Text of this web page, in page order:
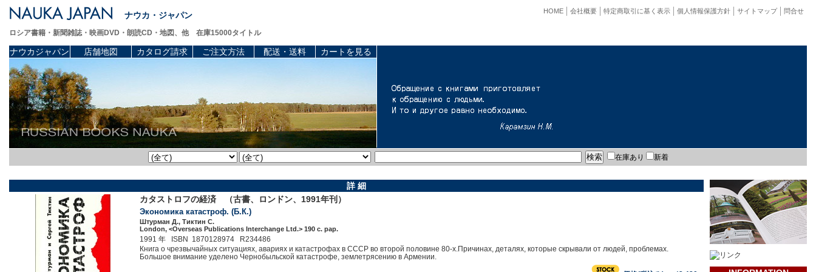
ナウカ・ジャパン 問合せ
サイトマップ
個人情報保護方針
特定商取引に基く表示
会社概要
HOME
ロシア書籍・新聞雑誌・映画DVD・朗読CD・地図、他 在庫15000タイトル
ナウカジャパン 店舗地図 カタログ請求 ご注文方法 配送・送料 カートを見る
在庫あり 新着
詳 細
カタストロフの経済 （古書、ロンドン、1991年刊）
Экономика катастроф. (Б.К.)
Штурман Д., Тиктин С.
London, <Overseas Publications Interchange Ltd.> 190 c. pap.
1991 年 ISBN 1870128974 R234486
Книга о чрезвычайных ситуациях, авариях и катастрофах в СССР во второй половине 80-х.Причинах, деталях, которые скрывали от людей, проблемах.
Большое внимание уделено Чернобыльской катастрофе, землетрясению в Армении.